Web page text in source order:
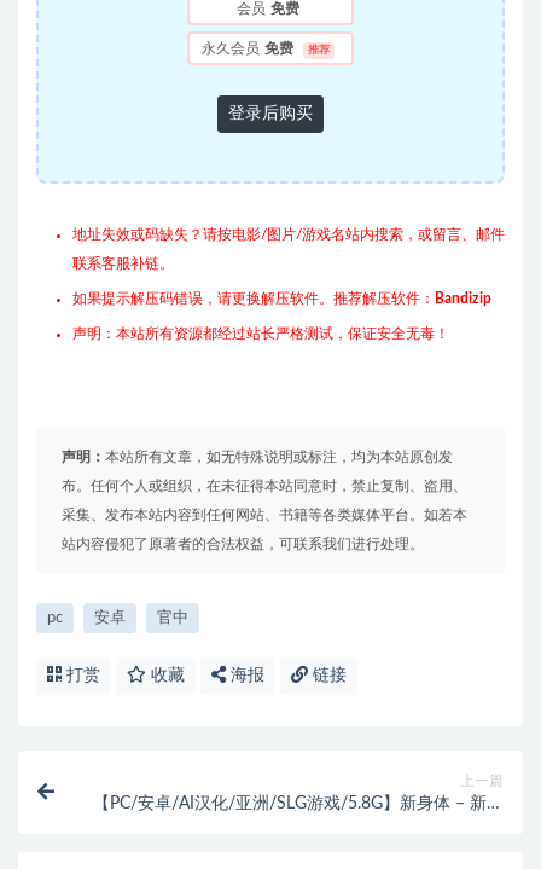
会员 免费
永久会员 免费 推荐
登录后购买
地址失效或码缺失？请按电影/图片/游戏名站内搜索，或留言、邮件
联系客服补链。
如果提示解压码错误，请更换解压软件。推荐解压软件： Bandizip
声明：本站所有资源都经过站长严格测试，保证安全无毒！
声明： 本站所有文章，如无特殊说明或标注，均为本站原创发
布。任何个人或组织，在未征得本站同意时，禁止复制、盗用、
采集、发布本站内容到任何网站、书籍等各类媒体平台。如若本
站内容侵犯了原著者的合法权益，可联系我们进行处理。
pc 安卓 官中
打赏 收藏 海报 链接
上一篇
【PC/安卓/AI汉化/亚洲/SLG游戏/5.8G】新身体 – 新生